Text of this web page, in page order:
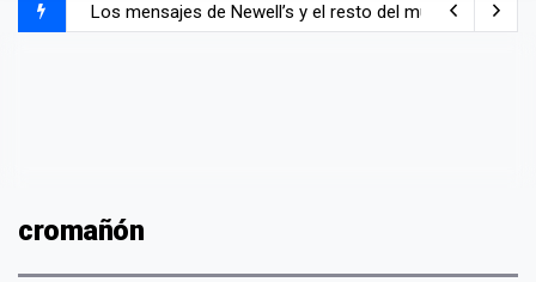
Los mensajes de Newell’s y el resto del mundo del
cromañón